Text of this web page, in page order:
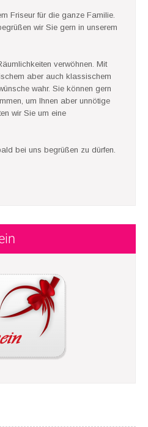
Friseur für die ganze Familie.
wir Sie gern in unserem
verwöhnen. Mit
aber auch klassischem
wahr. Sie können gern
um Ihnen aber unnötige
wir Sie um eine
bei uns begrüßen zu dürfen.